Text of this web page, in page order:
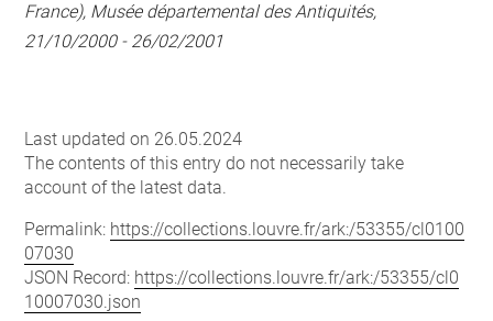
France), Musée départemental des Antiquités,
21/10/2000 - 26/02/2001
Last updated on 26.05.2024
The contents of this entry do not necessarily take
account of the latest data.
Permalink: https://collections.louvre.fr/ark:/53355/cl0100
07030
JSON Record: https://collections.louvre.fr/ark:/53355/cl0
10007030.json